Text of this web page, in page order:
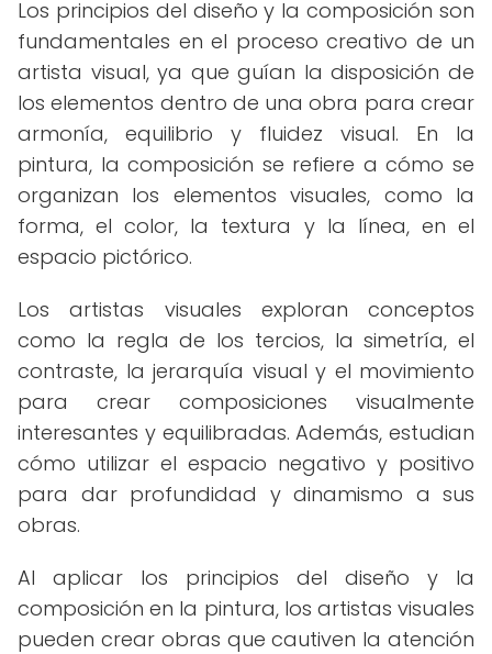
Los principios del diseño y la composición son
fundamentales en el proceso creativo de un
artista visual, ya que guían la disposición de
los elementos dentro de una obra para crear
armonía, equilibrio y fluidez visual. En la
pintura, la composición se refiere a cómo se
organizan los elementos visuales, como la
forma, el color, la textura y la línea, en el
espacio pictórico.
Los artistas visuales exploran conceptos
como la regla de los tercios, la simetría, el
contraste, la jerarquía visual y el movimiento
para crear composiciones visualmente
interesantes y equilibradas. Además, estudian
cómo utilizar el espacio negativo y positivo
para dar profundidad y dinamismo a sus
obras.
Al aplicar los principios del diseño y la
composición en la pintura, los artistas visuales
pueden crear obras que cautiven la atención